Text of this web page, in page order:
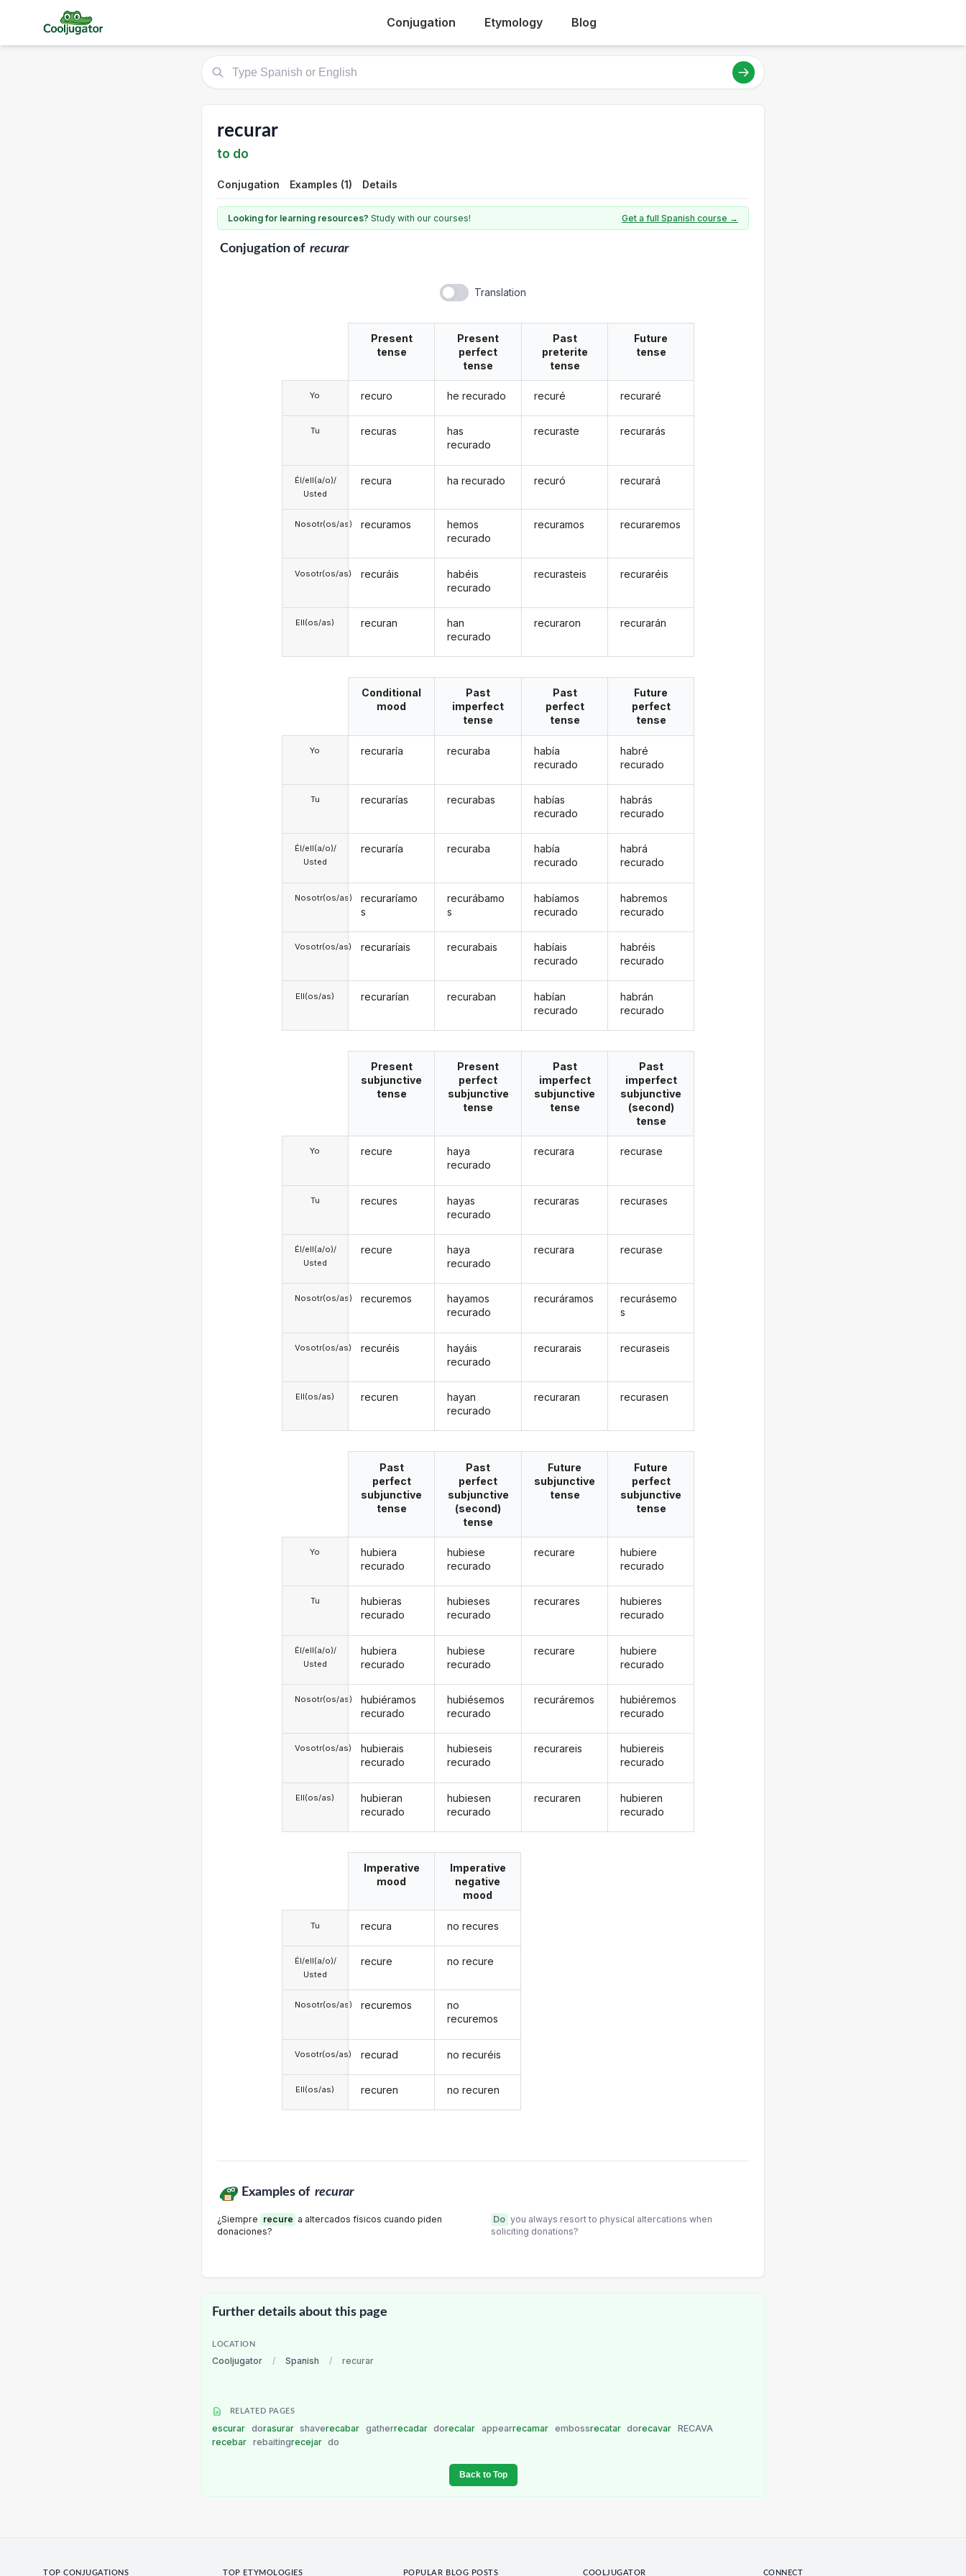
Conjugation Etymology Blog
recurar
to do
Conjugation Examples (1) Details
Looking for learning resources? Study with our courses! Get a full Spanish course →
Conjugationof recurar
Translation
Yo
Tu
Él/ell(a/o)/
Usted
Nosotr(os/as)
Vosotr(os/as)
Ell(os/as)
Present
tense
recuro
recuras
recura
recuramos
recuráis
recuran
Present
perfect
tense
he recurado
has
recurado
ha recurado
hemos
recurado
habéis
recurado
han
recurado
Past
preterite
tense
recuré
recuraste
recuró
recuramos
recurasteis
recuraron
Future
tense
recuraré
recurarás
recurará
recuraremos
recuraréis
recurarán
Yo
Tu
Él/ell(a/o)/
Usted
Nosotr(os/as)
Vosotr(os/as)
Ell(os/as)
Conditional
mood
recuraría
recurarías
recuraría
recuraríamo
s
recuraríais
recurarían
Past
imperfect
tense
recuraba
recurabas
recuraba
recurábamo
s
recurabais
recuraban
Past
perfect
tense
había
recurado
habías
recurado
había
recurado
habíamos
recurado
habíais
recurado
habían
recurado
Future
perfect
tense
habré
recurado
habrás
recurado
habrá
recurado
habremos
recurado
habréis
recurado
habrán
recurado
Yo
Tu
Él/ell(a/o)/
Usted
Nosotr(os/as)
Vosotr(os/as)
Ell(os/as)
Present
subjunctive
tense
recure
recures
recure
recuremos
recuréis
recuren
Present
perfect
subjunctive
tense
haya
recurado
hayas
recurado
haya
recurado
hayamos
recurado
hayáis
recurado
hayan
recurado
Past
imperfect
subjunctive
tense
recurara
recuraras
recurara
recuráramos
recurarais
recuraran
Past
imperfect
subjunctive
(second)
tense
recurase
recurases
recurase
recurásemo
s
recuraseis
recurasen
Yo
Tu
Él/ell(a/o)/
Usted
Nosotr(os/as)
Vosotr(os/as)
Ell(os/as)
Past
perfect
subjunctive
tense
hubiera
recurado
hubieras
recurado
hubiera
recurado
hubiéramos
recurado
hubierais
recurado
hubieran
recurado
Past
perfect
subjunctive
(second)
tense
hubiese
recurado
hubieses
recurado
hubiese
recurado
hubiésemos
recurado
hubieseis
recurado
hubiesen
recurado
Future
subjunctive
tense
recurare
recurares
recurare
recuráremos
recurareis
recuraren
Future
perfect
subjunctive
tense
hubiere
recurado
hubieres
recurado
hubiere
recurado
hubiéremos
recurado
hubiereis
recurado
hubieren
recurado
Tu
Él/ell(a/o)/
Usted
Nosotr(os/as)
Vosotr(os/as)
Ell(os/as)
Imperative
mood
recura
recure
recuremos
recurad
recuren
Imperative
negative
mood
no recures
no recure
no
recuremos
no recuréis
no recuren
Examples of recurar
¿Siempre recure a altercados físicos cuando piden
donaciones?
Do you always resort to physical altercations when
soliciting donations?
Further details about this page
LOCATION
Cooljugator / Spanish / recurar
RELATED PAGES
escurar dorasurar shaverecabar gatherrecadar dorecalar appearrecamar embossrecatar dorecavar RECAVA
recebar rebaitingrecejar do
Back to Top
TOP CONJUGATIONS TOP ETYMOLOGIES POPULAR BLOG POSTS COOLJUGATOR CONNECT